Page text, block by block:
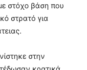
στόχο βάση που
στρατό για
στην